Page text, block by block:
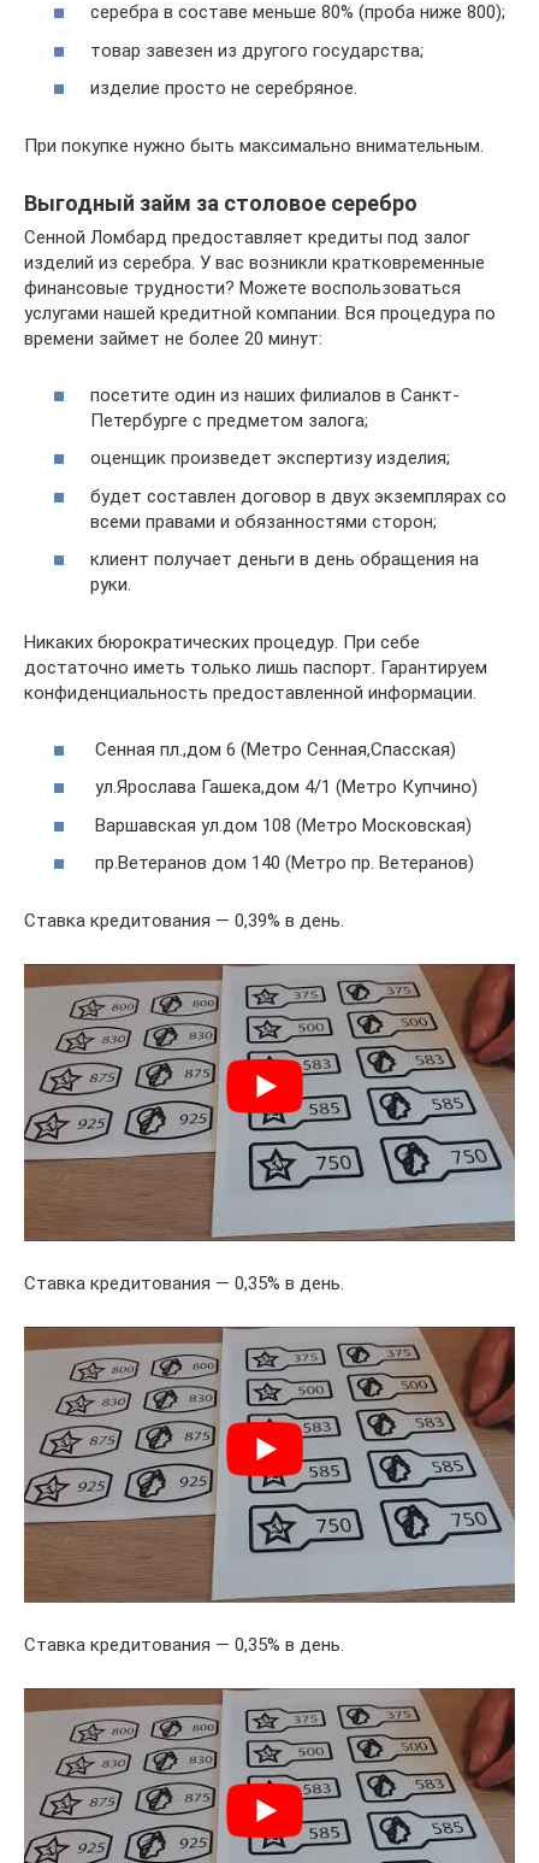
серебра в составе меньше 80% (проба ниже 800);
товар завезен из другого государства;
изделие просто не серебряное.
При покупке нужно быть максимально внимательным.
Выгодный займ за столовое серебро
Сенной Ломбард предоставляет кредиты под залог
изделий из серебра. У вас возникли кратковременные
финансовые трудности? Можете воспользоваться
услугами нашей кредитной компании. Вся процедура по
времени займет не более 20 минут:
посетите один из наших филиалов в Санкт-
Петербурге с предметом залога;
оценщик произведет экспертизу изделия;
будет составлен договор в двух экземплярах со
всеми правами и обязанностями сторон;
клиент получает деньги в день обращения на
руки.
Никаких бюрократических процедур. При себе
достаточно иметь только лишь паспорт. Гарантируем
конфиденциальность предоставленной информации.
Сенная пл.,дом 6 (Метро Сенная,Спасская)
ул.Ярослава Гашека,дом 4/1 (Метро Купчино)
Варшавская ул.дом 108 (Метро Московская)
пр.Ветеранов дом 140 (Метро пр. Ветеранов)
Ставка кредитования — 0,39% в день.
Ставка кредитования — 0,35% в день.
Ставка кредитования — 0,35% в день.